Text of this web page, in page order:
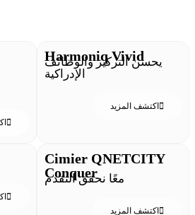
Harmoniq Vivid
يحسن التركيز والوظائف
الإدراكية
اكتشف المزيد
Cimier QNETCITY
Conquer
معًا نحقق التقدم
اكتشف المزيد